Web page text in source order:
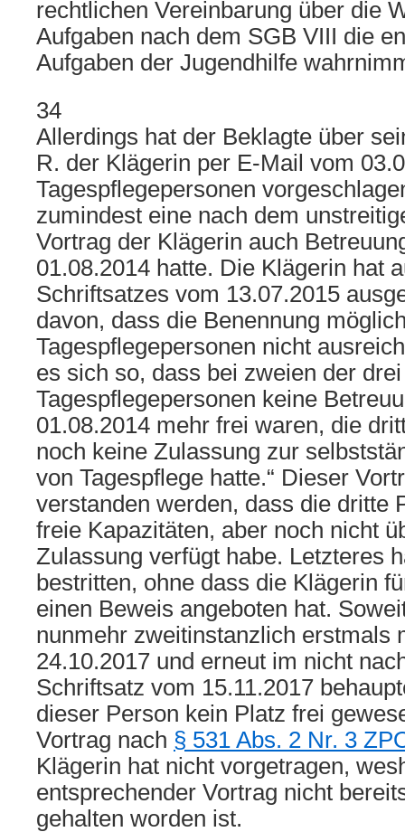
rechtlichen Vereinbarung über die
Aufgaben nach dem SGB VIII die
Aufgaben der Jugendhilfe
34
Allerdings hat der Beklagte über
R. der Klägerin per E-Mail vom
Tagespflegepersonen
zumindest eine nach dem
Vortrag der Klägerin auch
01.08.2014 hatte. Die Klägerin hat
Schriftsatzes vom 13.07.2015
davon, dass die Benennung
Tagespflegepersonen nicht
es sich so, dass bei zweien der
Tagespflegepersonen keine
01.08.2014 mehr frei waren, die
noch keine Zulassung zur
von Tagespflege hatte.“ Dieser
verstanden werden, dass die dritte
freie Kapazitäten, aber noch nicht
Zulassung verfügt habe. Letzteres
bestritten, ohne dass die Klägerin
einen Beweis angeboten hat.
nunmehr zweitinstanzlich erstmals
24.10.2017 und erneut im nicht
Schriftsatz vom 15.11.2017
dieser Person kein Platz frei
Vortrag nach § 531 Abs. 2 Nr. 3
Klägerin hat nicht vorgetragen,
entsprechender Vortrag nicht
gehalten worden ist.